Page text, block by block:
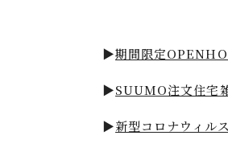
▶期間限定
▶SUUMO注文住宅
▶新型コロナウィル